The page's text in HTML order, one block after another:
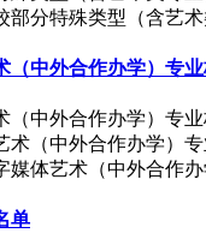
部分特殊类型（含艺
（中外合作办学）专
（中外合作办学）专
媒体艺术（中外合作
单